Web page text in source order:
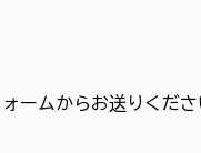
ームからお送りくだ